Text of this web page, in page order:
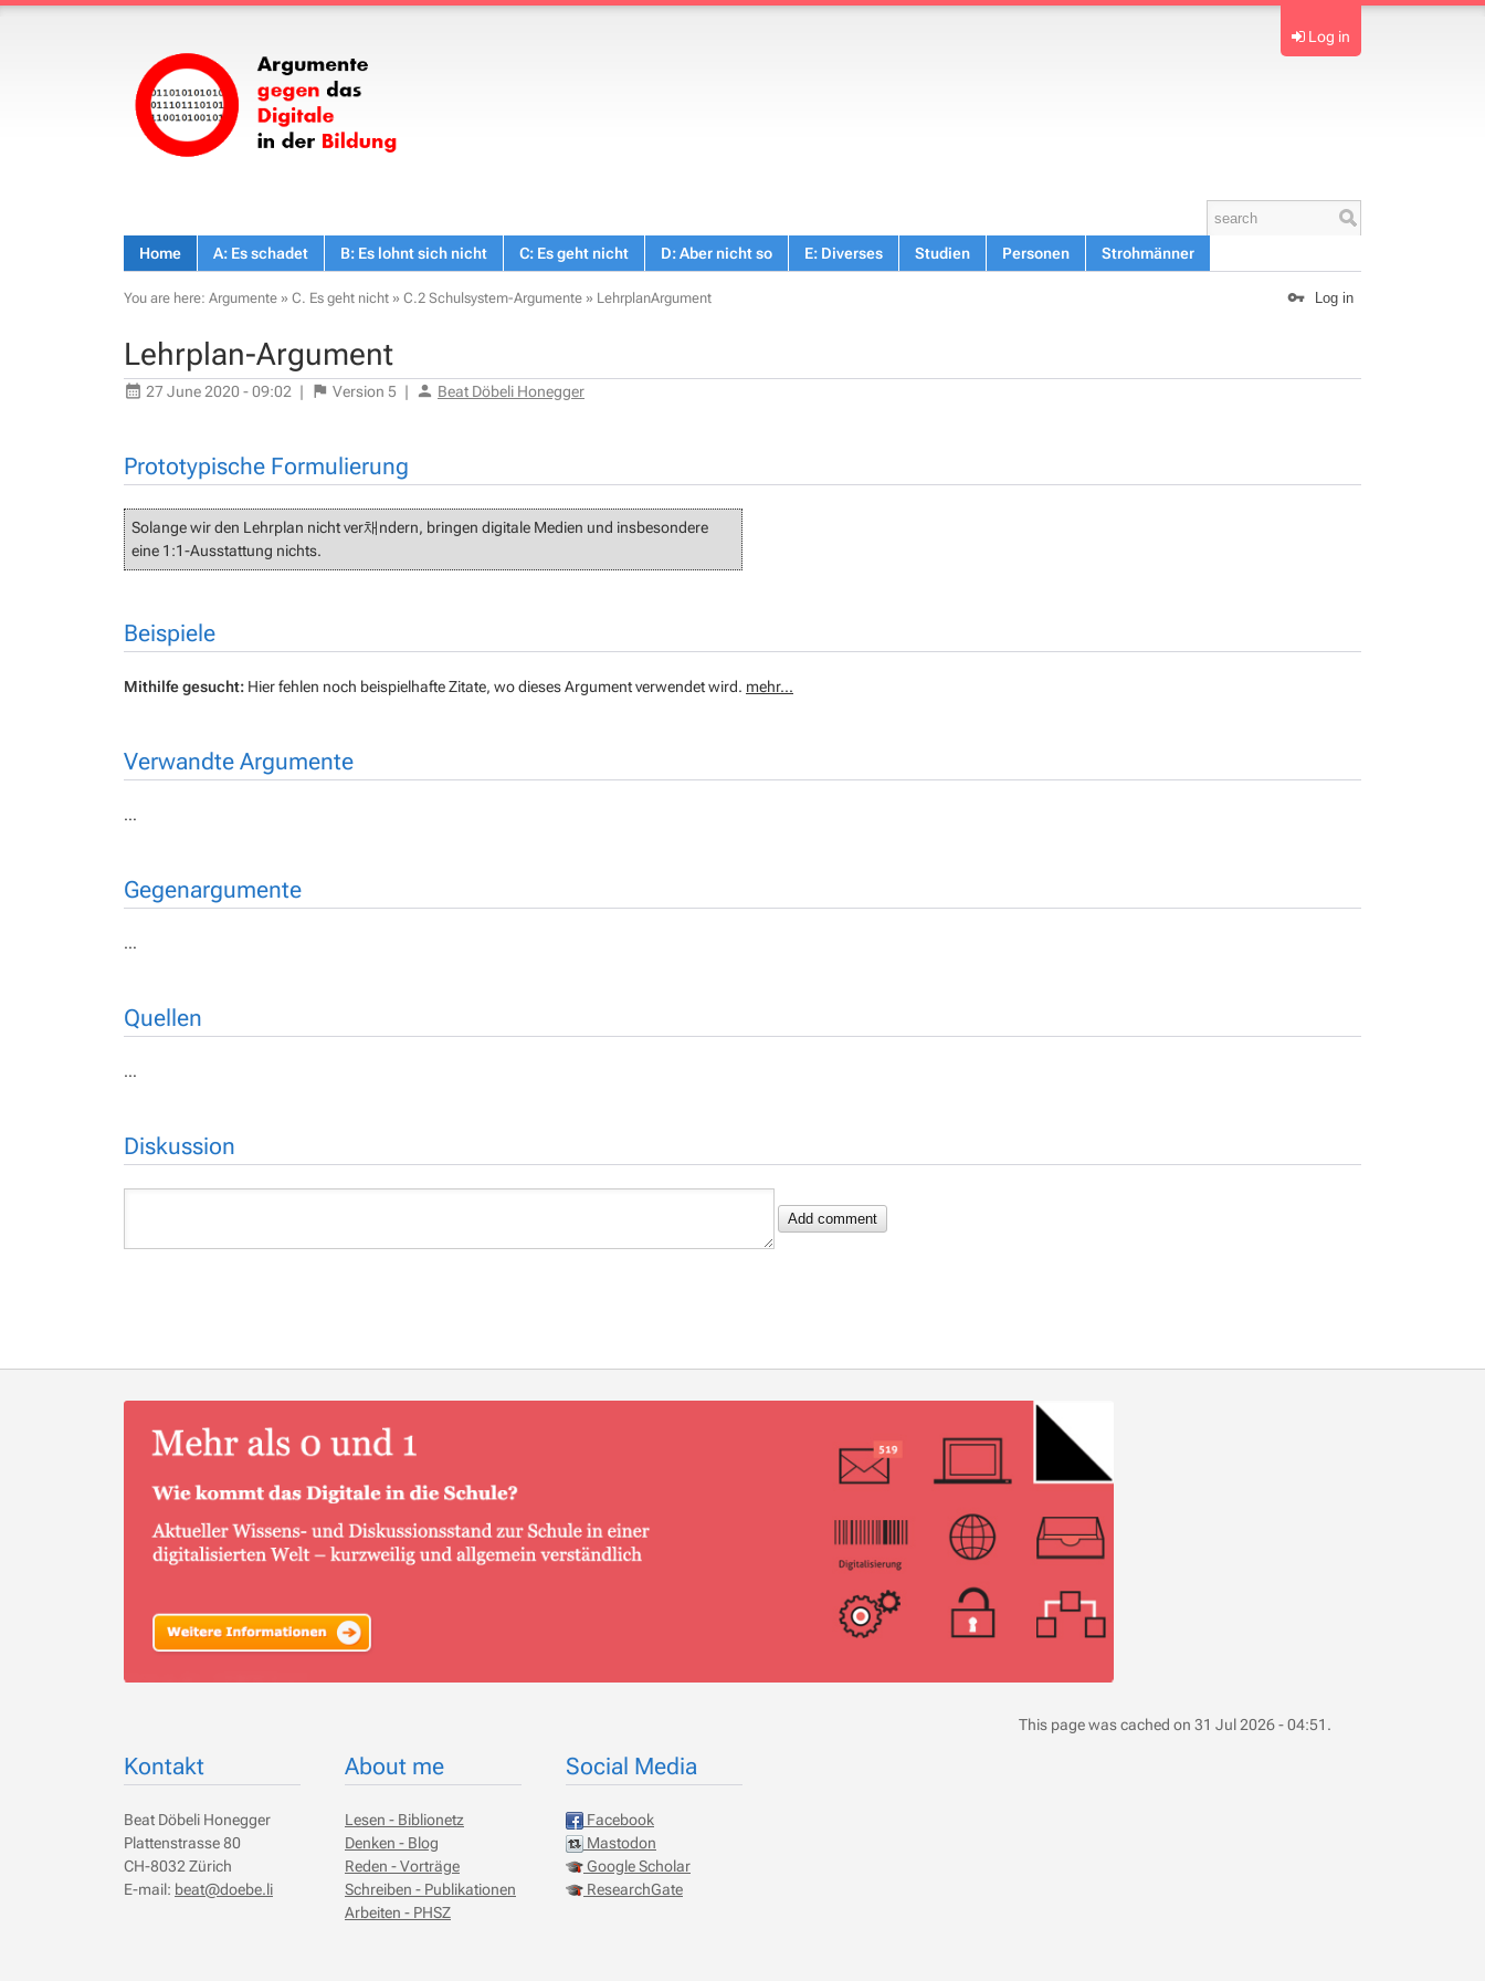
Log in
Home A: Es schadet B: Es lohnt sich nicht C: Es geht nicht D: Aber nicht so E: Diverses Studien Personen Strohmänner
Log in
You are here: Argumente » C. Es geht nicht » C.2 Schulsystem-Argumente » LehrplanArgument
Lehrplan-Argument
27 June 2020 - 09:02 | Version 5 | Beat Döbeli Honegger
Prototypische Formulierung
Solange wir den Lehrplan nicht ver채ndern, bringen digitale Medien und insbesondere
eine 1:1-Ausstattung nichts.
Beispiele
Mithilfe gesucht: Hier fehlen noch beispielhafte Zitate, wo dieses Argument verwendet wird. mehr...
Verwandte Argumente
…
Gegenargumente
…
Quellen
…
Diskussion
Kontakt
Beat Döbeli Honegger
Plattenstrasse 80
CH-8032 Zürich
E-mail: beat@doebe.li
About me
Lesen - Biblionetz
Denken - Blog
Reden - Vorträge
Schreiben - Publikationen
Arbeiten - PHSZ
Social Media
Facebook
Mastodon
Google Scholar
ResearchGate
This page was cached on 31 Jul 2026 - 04:51.